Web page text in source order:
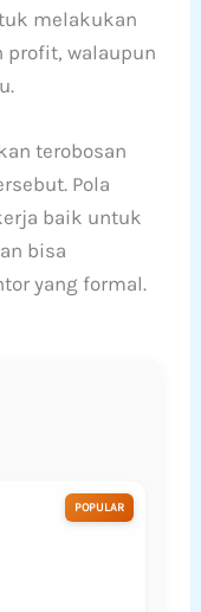
melakukan
walaupun
terobosan
Pola
baik untuk
bisa
yang formal.
POPULAR